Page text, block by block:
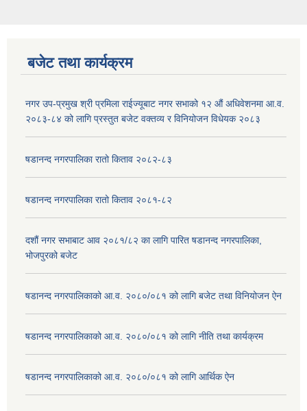
बजेट तथा कार्यक्रम
नगर उप-प्रमुख श्री प्रमिला राईज्यूबाट नगर सभाको १२ ‍औं अधिवेशनमा आ.व.
२०८३-८४ को लागि प्रस्तुत बजेट वक्तव्य र विनियोजन विधेयक २०८३
षडानन्द नगरपालिका रातो किताव २०८२-८३
षडानन्द नगरपालिका रातो किताव २०८१-८२
दशौं नगर सभाबाट आव २०८१/८२ का लागि पारित षडानन्द नगरपालिका,
भोजपुरको बजेट
षडानन्द नगरपालिकाको आ.व. २०८०/०८१ को लागि बजेट तथा विनियोजन ऐन
षडानन्द नगरपालिकाको आ.व. २०८०/०८१ को लागि नीति तथा कार्यक्रम
षडानन्द नगरपालिकाको आ.व. २०८०/०८१ को लागि आर्थिक ऐन